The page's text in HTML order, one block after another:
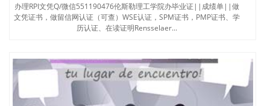
办理RPI文凭Q/微信551190476伦斯勒理工学院办毕业证||成绩单||做
文凭证书，做留信网认证（可查）WSE认证，SPM证书，PMP证书、学
历认证、在读证明Rensselaer...